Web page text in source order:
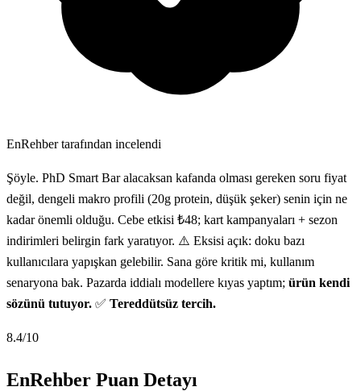
EnRehber tarafından incelendi
Şöyle. PhD Smart Bar alacaksan kafanda olması gereken soru fiyat
değil, dengeli makro profili (20g protein, düşük şeker) senin için ne
kadar önemli olduğu. Cebe etkisi ₺48; kart kampanyaları + sezon
indirimleri belirgin fark yaratıyor. ⚠️ Eksisi açık: doku bazı
kullanıcılara yapışkan gelebilir. Sana göre kritik mi, kullanım
senaryona bak. Pazarda iddialı modellere kıyas yaptım; ürün kendi
sözünü tutuyor. ✅ Tereddütsüz tercih.
8.4/10
EnRehber Puan Detayı